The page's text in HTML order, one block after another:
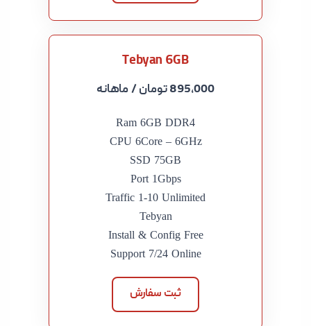
Tebyan 6GB
895,000 تومان / ماهانه
Ram 6GB DDR4
CPU 6Core – 6GHz
SSD 75GB
Port 1Gbps
Traffic 1-10 Unlimited
Tebyan
Install & Config Free
Support 7/24 Online
ثبت سفارش